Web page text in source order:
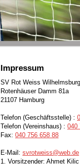
Impressum
SV Rot Weiss
Rotenhäuser Damm 81a
21107 Hamburg
Telefon (Geschäftsstelle) :
Telefon (Vereinshaus) : 040
Fax: 040 756 658 88
E-Mail: svrotweiss@web.de
1. Vorsitzender: Ahmet Kilic